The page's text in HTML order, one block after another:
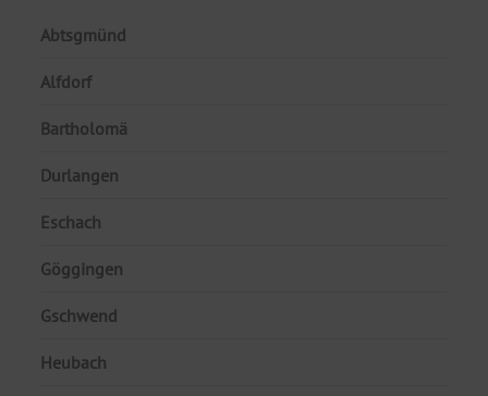
Abtsgmünd
Alfdorf
Bartholomä
Durlangen
Eschach
Göggingen
Gschwend
Heubach